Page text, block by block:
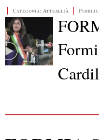
Categoria: Attualità